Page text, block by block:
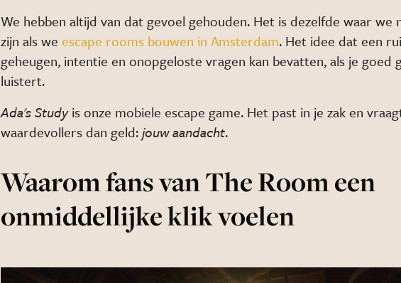
We hebben altijd van dat gevoel gehouden. Het is dezelfde waar we
zijn als we escape rooms bouwen in Amsterdam. Het idee dat een
geheugen, intentie en onopgeloste vragen kan bevatten, als je goed
luistert.
Ada's Studyis onze mobiele escape game. Het past in je zak en
waardevollers dan geld:jouw aandacht.
Waarom fans van The Room een
onmiddellijke klik voelen